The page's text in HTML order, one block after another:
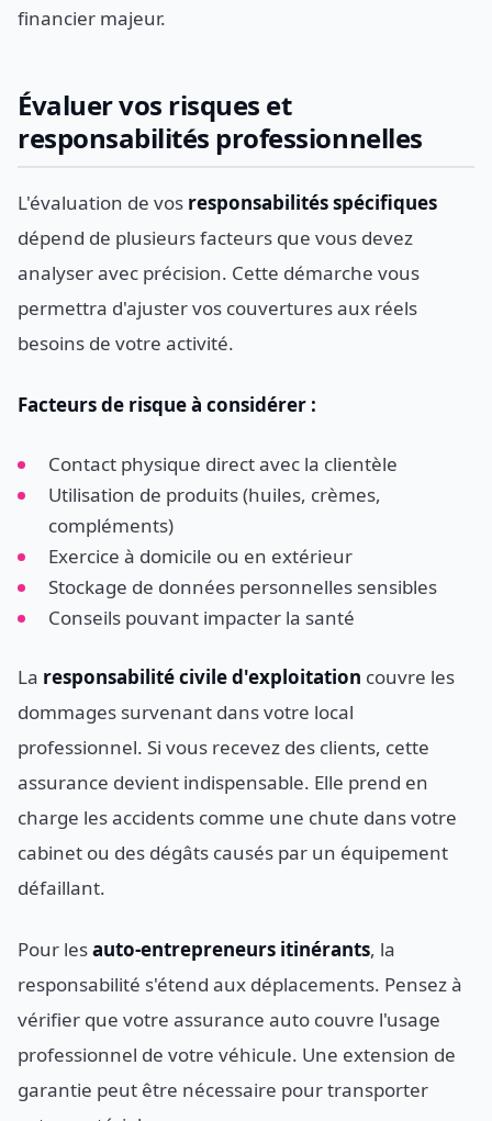
financier majeur.
Évaluer vos risques et
responsabilités professionnelles
L'évaluation de vos responsabilités spécifiques
dépend de plusieurs facteurs que vous devez
analyser avec précision. Cette démarche vous
permettra d'ajuster vos couvertures aux réels
besoins de votre activité.
Facteurs de risque à considérer :
Contact physique direct avec la clientèle
Utilisation de produits (huiles, crèmes,
compléments)
Exercice à domicile ou en extérieur
Stockage de données personnelles sensibles
Conseils pouvant impacter la santé
La responsabilité civile d'exploitation couvre les
dommages survenant dans votre local
professionnel. Si vous recevez des clients, cette
assurance devient indispensable. Elle prend en
charge les accidents comme une chute dans votre
cabinet ou des dégâts causés par un équipement
défaillant.
Pour lesauto-entrepreneurs itinérants, la
responsabilité s'étend aux déplacements. Pensez à
vérifier que votre assurance auto couvre l'usage
professionnel de votre véhicule. Une extension de
garantie peut être nécessaire pour transporter